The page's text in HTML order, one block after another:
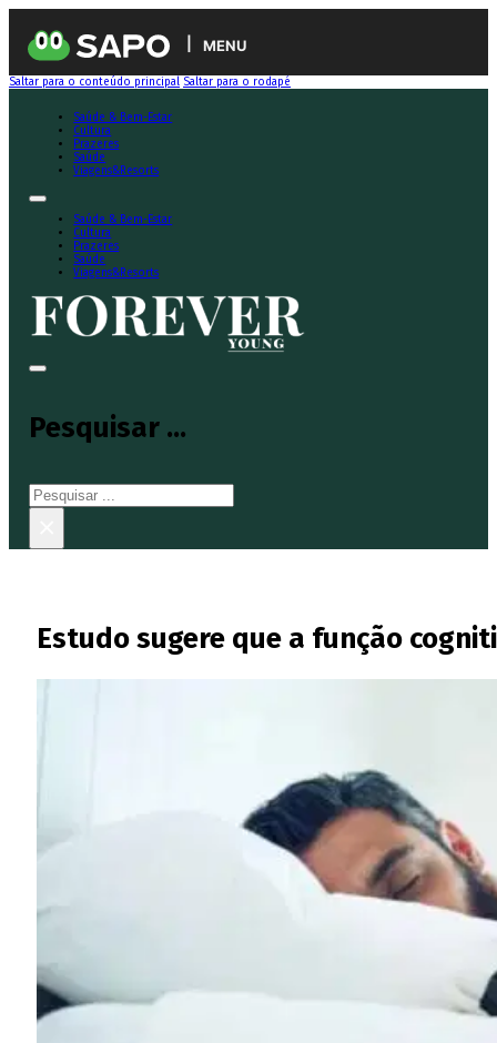
MENU
Saltar para o conteúdo principal Saltar para o rodapé
Saúde & Bem-Estar
Cultura
Prazeres
Saúde
Viagens&Resorts
Saúde & Bem-Estar
Cultura
Prazeres
Saúde
Viagens&Resorts
Pesquisar ...
Pesquisar
Estudo sugere que a função